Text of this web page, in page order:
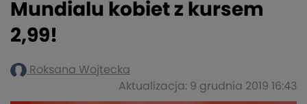
Mundialu kobiet z kursem
2,99!
Roksana Wojtecka
Aktualizacja: 9 grudnia 2019 16:43